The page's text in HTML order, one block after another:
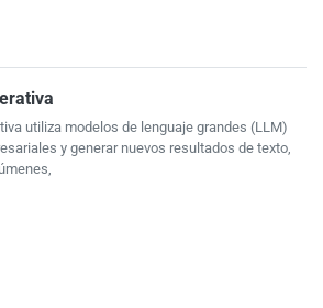
utiliza modelos de lenguaje grandes (LLM)
y generar nuevos resultados de texto,